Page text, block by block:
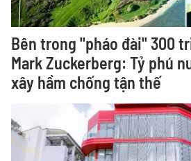
Bên trong "pháo đài" 300
Mark Zuckerberg: Tỷ phú
xây hầm chống tận thế